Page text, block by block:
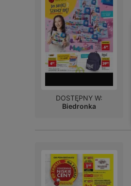
DOSTĘPNY W:
Biedronka